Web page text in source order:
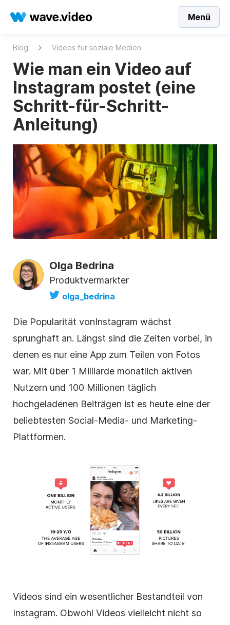
Menü
Blog Videos für soziale Medien
Wie man ein Video auf
Instagram postet (eine
Schritt-für-Schritt-
Anleitung)
Olga Bedrina
Produktvermarkter
olga_bedrina
Die Popularität vonInstagram wächst
sprunghaft an. Längst sind die Zeiten vorbei, in
denen es nur eine App zum Teilen von Fotos
war. Mit über 1 Milliarde monatlich aktiven
Nutzern und 100 Millionen täglich
hochgeladenen Beiträgen ist es heute eine der
beliebtesten Social-Media- und Marketing-
Plattformen.
Videos sind ein wesentlicher Bestandteil von
Instagram. Obwohl Videos vielleicht nicht so